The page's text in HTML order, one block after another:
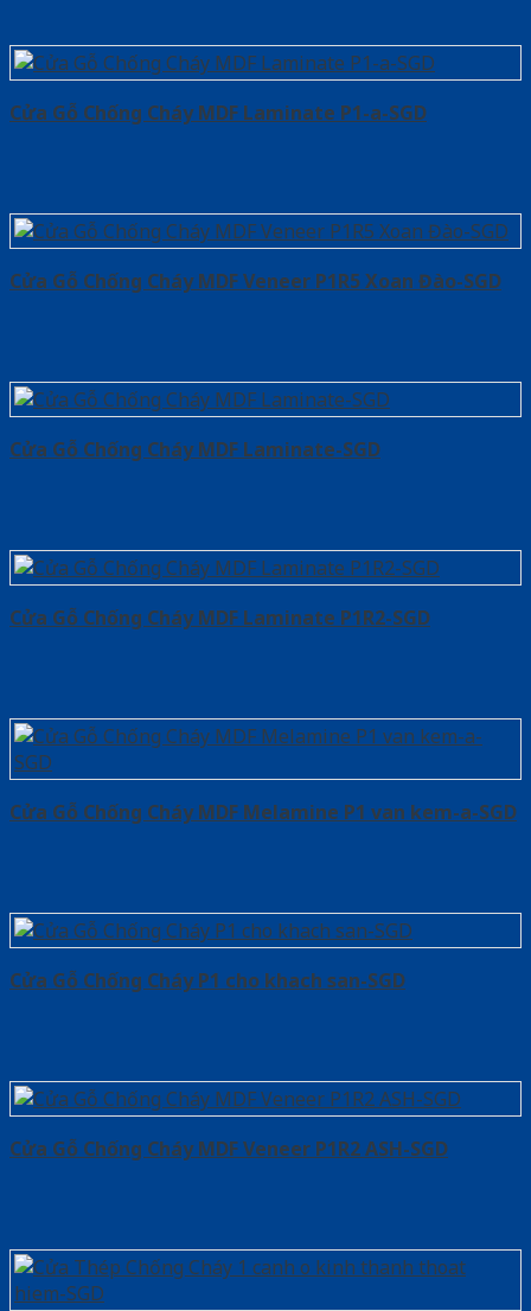
Cửa Gỗ Chống Cháy MDF Laminate P1-a-SGD
Cửa Gỗ Chống Cháy MDF Veneer P1R5 Xoan Đào-SGD
Cửa Gỗ Chống Cháy MDF Laminate-SGD
Cửa Gỗ Chống Cháy MDF Laminate P1R2-SGD
Cửa Gỗ Chống Cháy MDF Melamine P1 van kem-a-SGD
Cửa Gỗ Chống Cháy P1 cho khach san-SGD
Cửa Gỗ Chống Cháy MDF Veneer P1R2 ASH-SGD